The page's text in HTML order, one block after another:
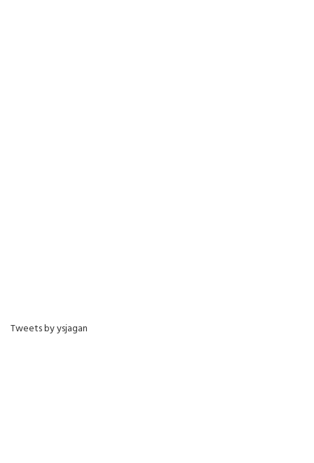
Tweets by ysjagan